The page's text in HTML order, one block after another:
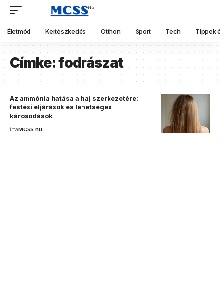
Életmód Kertészkedés Otthon Sport Tech Tippek
Címke:fodrászat
Az ammónia hatása a haj szerkezetére:
festési eljárások és lehetséges
károsodások
ÍrtaMCSS.hu